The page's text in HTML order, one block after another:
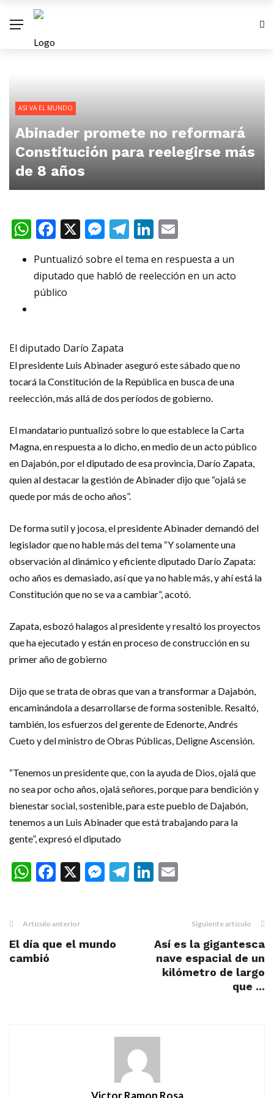
ASI VA EL MUNDO
Abinader promete no reformará
Constitución para reelegirse más
de 8 años
WhatsApp
Facebook
X Messenger
Telegram
LinkedIn
Puntualizó sobre el tema en respuesta a un
diputado que habló de reelección en un acto
público
El diputado Darío Zapata
El presidente Luis Abinader aseguró este sábado que no
tocará la Constitución de la República en busca de una
reelección, más allá de dos períodos de gobierno.
El mandatario puntualizó sobre lo que establece la Carta
Magna, en respuesta a lo dicho, en medio de un acto público
en Dajabón, por el diputado de esa provincia, Darío Zapata,
quien al destacar la gestión de Abinader dijo que “ojalá se
quede por más de ocho años”.
De forma sutil y jocosa, el presidente Abinader demandó del
legislador que no hable más del tema “Y solamente una
observación al dinámico y eficiente diputado Darío Zapata:
ocho años es demasiado, así que ya no hable más, y ahí está la
Constitución que no se va a cambiar”, acotó.
Zapata, esbozó halagos al presidente y resaltó los proyectos
que ha ejecutado y están en proceso de construcción en su
primer año de gobierno
Dijo que se trata de obras que van a transformar a Dajabón,
encaminándola a desarrollarse de forma sostenible. Resaltó,
también, los esfuerzos del gerente de Edenorte, Andrés
Cueto y del ministro de Obras Públicas, Deligne Ascensión.
“Tenemos un presidente que, con la ayuda de Dios, ojalá que
no sea por ocho años, ojalá señores, porque para bendición y
bienestar social, sostenible, para este pueblo de Dajabón,
tenemos a un Luis Abinader que está trabajando para la
gente”, expresó el diputado
WhatsApp
Facebook
X Messenger
Telegram
LinkedIn
Artículo anterior
El día que el mundo
cambió
Siguiente artículo
Así es la gigantesca
nave espacial de un
kilómetro de largo
que ...
Victor Ramon Rosa